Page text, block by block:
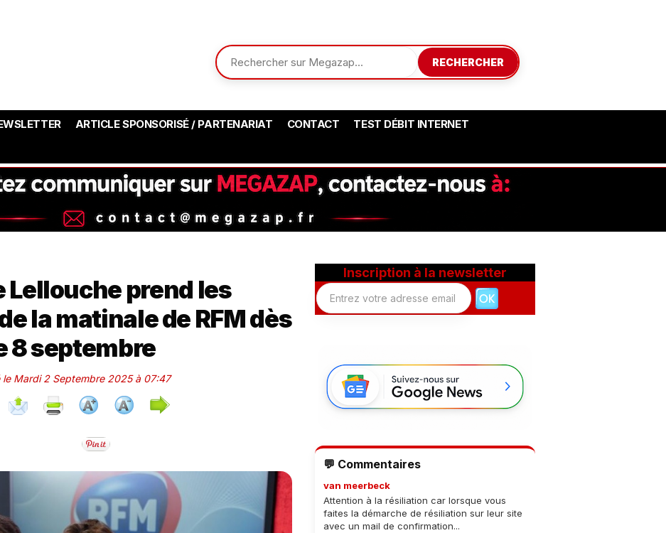
RECHERCHER
ARTICLE SPONSORISÉ / PARTENARIAT CONTACT TEST DÉBIT INTERNET
Lellouche prend les
la matinale de RFM dès
8 septembre
le Mardi 2 Septembre 2025 à 07:47
Inscription à la newsletter
💬 Commentaires
van meerbeck
Attention à la résiliation car lorsque vous
faites la démarche de résiliation sur leur site
avec un mail de confirmation...